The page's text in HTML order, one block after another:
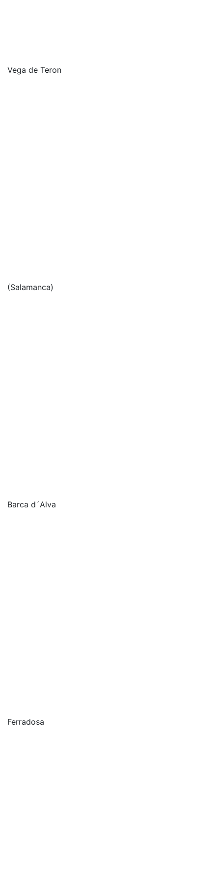
Vega de Teron
(Salamanca)
Barca d´Alva
Ferradosa